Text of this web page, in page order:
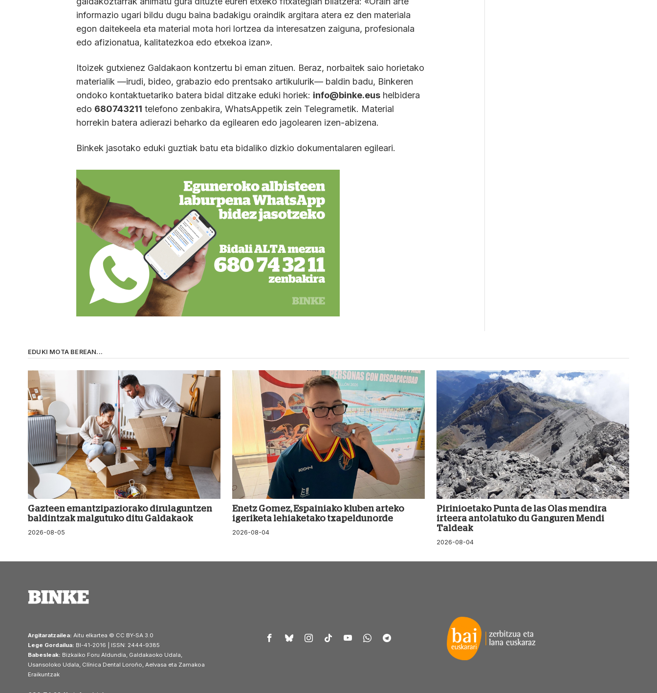
informazio ugari bildu dugu baina badakigu oraindik argitara atera ez den materiala
egon daitekeela eta material mota hori lortzea da interesatzen zaiguna, profesionala
edo afizionatua, kalitatezkoa edo etxekoa izan».
Itoizek gutxienez Galdakaon kontzertu bi eman zituen. Beraz, norbaitek saio horietako
materialik —irudi, bideo, grabazio edo prentsako artikulurik— baldin badu, Binkeren
ondoko kontaktuetariko batera bidal ditzake eduki horiek: info@binke.eus helbidera
edo 680743211 telefono zenbakira, WhatsAppetik zein Telegrametik. Material
horrekin batera adierazi beharko da egilearen edo jagolearen izen-abizena.
Binkek jasotako eduki guztiak batu eta bidaliko dizkio dokumentalaren egileari.
EDUKI MOTA BEREAN...
Gazteen emantzipaziorako dirulaguntzen
baldintzak malgutuko ditu Galdakaok
2026-08-05
Enetz Gomez, Espainiako kluben arteko
igeriketa lehiaketako txapeldunorde
2026-08-04
Pirinioetako Punta de las Olas mendira
irteera antolatuko du Ganguren Mendi
Taldeak
2026-08-04
Argitaratzailea: Aitu elkartea © CC BY-SA 3.0
Lege Gordailua: BI-41-2016 | ISSN: 2444-9385
Babesleak: Bizkaiko Foru Aldundia, Galdakaoko Udala,
Usansoloko Udala, Clínica Dental Loroño, Aelvasa eta Zamakoa
Eraikuntzak